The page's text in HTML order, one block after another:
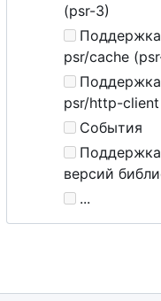
(psr-3)
psr/cache
Поддержка
psr/http-client
События
версий
...